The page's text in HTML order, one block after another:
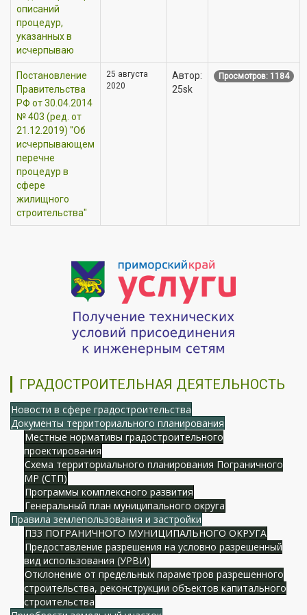
описаний
процедур,
указанных в
исчерпываю
Постановление
Правительства
РФ от 30.04.2014
№ 403 (ред. от
21.12.2019) "Об
исчерпывающем
перечне
процедур в
сфере
жилищного
строительства"
25 августа
2020
Автор:
25sk
Просмотров: 1184
ГРАДОСТРОИТЕЛЬНАЯ ДЕЯТЕЛЬНОСТЬ
Новости в сфере градостроительства
Документы территориального планирования
Местные нормативы градостроительного
проектирования
Схема территориального планирования Пограничного
МР (СТП)
Программы комплексного развития
Генеральный план муниципального округа
Правила землепользования и застройки
ПЗЗ ПОГРАНИЧНОГО МУНИЦИПАЛЬНОГО ОКРУГА
Предоставление разрешения на условно разрешенный
вид использования (УРВИ)
Отклонение от предельных параметров разрешенного
строительства, реконструкции объектов капитального
строительства